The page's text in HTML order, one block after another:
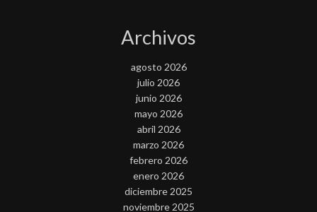
Archivos
agosto 2026
julio 2026
junio 2026
mayo 2026
abril 2026
marzo 2026
febrero 2026
enero 2026
diciembre 2025
noviembre 2025